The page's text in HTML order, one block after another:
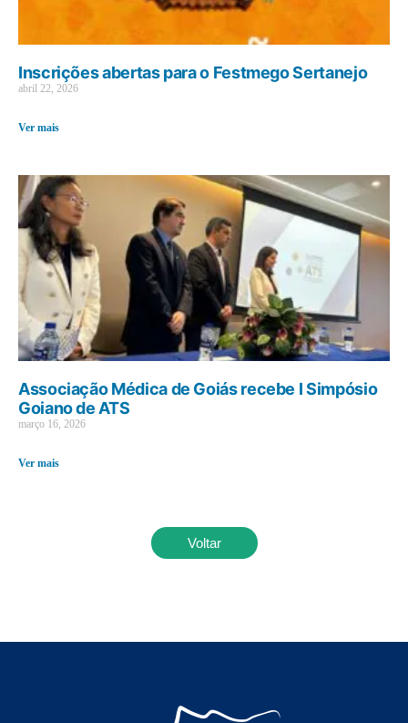
Inscrições abertas para o Festmego Sertanejo
abril 22, 2026
Ver mais
Associação Médica de Goiás recebe I Simpósio
Goiano de ATS
março 16, 2026
Ver mais
Voltar